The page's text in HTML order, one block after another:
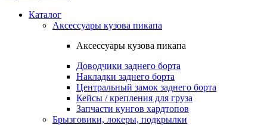
Каталог
Аксессуары кузова пикапа
Аксессуары кузова пикапа
Доводчики заднего борта
Накладки заднего борта
Центральный замок заднего борта
Кейсы / крепления для груза
Запчасти кунгов хардтопов
Брызговики, локеры, подкрылки